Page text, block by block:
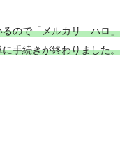
るので「メルカリ ハロ」
手続きが終わりました。